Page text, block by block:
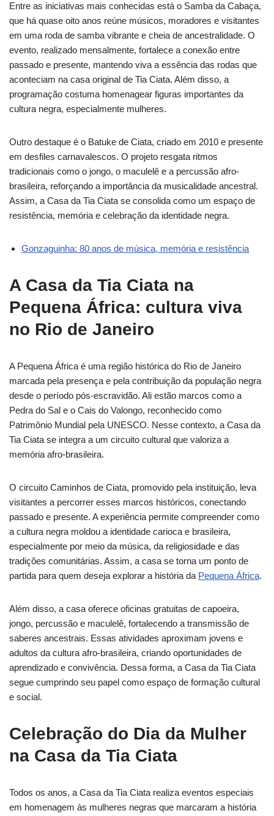
Entre as iniciativas mais conhecidas está o Samba da Cabaça,
que há quase oito anos reúne músicos, moradores e visitantes
em uma roda de samba vibrante e cheia de ancestralidade. O
evento, realizado mensalmente, fortalece a conexão entre
passado e presente, mantendo viva a essência das rodas que
aconteciam na casa original de Tia Ciata. Além disso, a
programação costuma homenagear figuras importantes da
cultura negra, especialmente mulheres.
Outro destaque é o Batuke de Ciata, criado em 2010 e presente
em desfiles carnavalescos. O projeto resgata ritmos
tradicionais como o jongo, o maculelê e a percussão afro-
brasileira, reforçando a importância da musicalidade ancestral.
Assim, a Casa da Tia Ciata se consolida como um espaço de
resistência, memória e celebração da identidade negra.
Gonzaguinha: 80 anos de música, memória e resistência
A Casa da Tia Ciata na
Pequena África: cultura viva
no Rio de Janeiro
A Pequena África é uma região histórica do Rio de Janeiro
marcada pela presença e pela contribuição da população negra
desde o período pós-escravidão. Ali estão marcos como a
Pedra do Sal e o Cais do Valongo, reconhecido como
Patrimônio Mundial pela UNESCO. Nesse contexto, a Casa da
Tia Ciata se integra a um circuito cultural que valoriza a
memória afro-brasileira.
O circuito Caminhos de Ciata, promovido pela instituição, leva
visitantes a percorrer esses marcos históricos, conectando
passado e presente. A experiência permite compreender como
a cultura negra moldou a identidade carioca e brasileira,
especialmente por meio da música, da religiosidade e das
tradições comunitárias. Assim, a casa se torna um ponto de
partida para quem deseja explorar a história da Pequena África.
Além disso, a casa oferece oficinas gratuitas de capoeira,
jongo, percussão e maculelê, fortalecendo a transmissão de
saberes ancestrais. Essas atividades aproximam jovens e
adultos da cultura afro-brasileira, criando oportunidades de
aprendizado e convivência. Dessa forma, a Casa da Tia Ciata
segue cumprindo seu papel como espaço de formação cultural
e social.
Celebração do Dia da Mulher
na Casa da Tia Ciata
Todos os anos, a Casa da Tia Ciata realiza eventos especiais
em homenagem às mulheres negras que marcaram a história